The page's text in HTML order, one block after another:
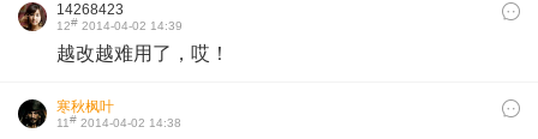
14268423
12# 2014-04-02 14:39
越改越难用了，哎！
寒秋枫叶
11# 2014-04-02 14:38